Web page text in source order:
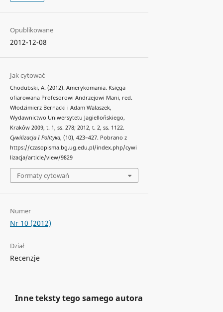
Opublikowane
2012-12-08
Jak cytować
Chodubski, A. (2012). Amerykomania. Księga
ofiarowana Profesorowi Andrzejowi Mani, red.
Włodzimierz Bernacki i Adam Walaszek,
Wydawnictwo Uniwersytetu Jagiellońskiego,
Kraków 2009, t. 1, ss. 278; 2012, t. 2, ss. 1122.
Cywilizacja I Polityka, (10), 423–427. Pobrano z
https://czasopisma.bg.ug.edu.pl/index.php/cywi
lizacja/article/view/9829
Formaty cytowań
Numer
Nr 10 (2012)
Dział
Recenzje
Inne teksty tego samego autora